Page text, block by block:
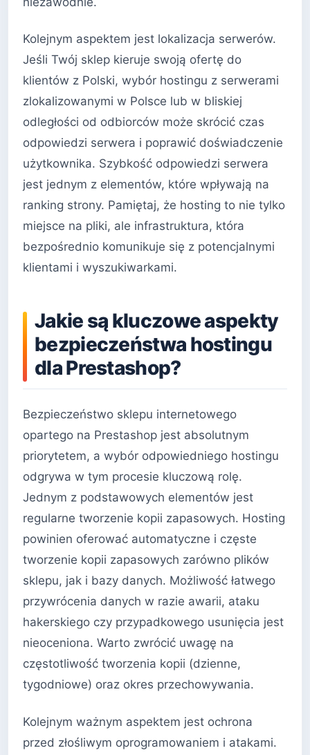
Kolejnym aspektem jest lokalizacja serwerów.
Jeśli Twój sklep kieruje swoją ofertę do
klientów z Polski, wybór hostingu z serwerami
zlokalizowanymi w Polsce lub w bliskiej
odległości od odbiorców może skrócić czas
odpowiedzi serwera i poprawić doświadczenie
użytkownika. Szybkość odpowiedzi serwera
jest jednym z elementów, które wpływają na
ranking strony. Pamiętaj, że hosting to nie tylko
miejsce na pliki, ale infrastruktura, która
bezpośrednio komunikuje się z potencjalnymi
klientami i wyszukiwarkami.
Jakie są kluczowe aspekty
bezpieczeństwa hostingu
dla Prestashop?
Bezpieczeństwo sklepu internetowego
opartego na Prestashop jest absolutnym
priorytetem, a wybór odpowiedniego hostingu
odgrywa w tym procesie kluczową rolę.
Jednym z podstawowych elementów jest
regularne tworzenie kopii zapasowych. Hosting
powinien oferować automatyczne i częste
tworzenie kopii zapasowych zarówno plików
sklepu, jak i bazy danych. Możliwość łatwego
przywrócenia danych w razie awarii, ataku
hakerskiego czy przypadkowego usunięcia jest
nieoceniona. Warto zwrócić uwagę na
częstotliwość tworzenia kopii (dzienne,
tygodniowe) oraz okres przechowywania.
Kolejnym ważnym aspektem jest ochrona
przed złośliwym oprogramowaniem i atakami.